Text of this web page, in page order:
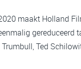
maakt Holland
Ted